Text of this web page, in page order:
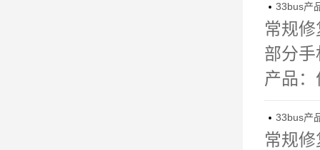
 33bus产
常规
部分
产品
 33bus产
常规